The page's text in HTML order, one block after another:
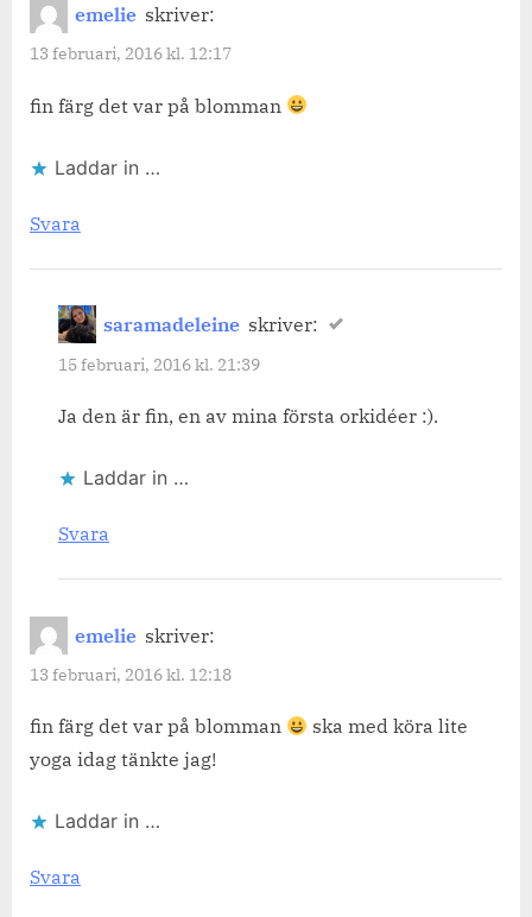
emelie skriver:
13 februari, 2016 kl. 12:17
fin färg det var på blomman
Laddar in …
Svara
saramadeleine skriver:
15 februari, 2016 kl. 21:39
Ja den är fin, en av mina första orkidéer :).
Laddar in …
Svara
emelie skriver:
13 februari, 2016 kl. 12:18
fin färg det var på blomman
ska med köra lite
yoga idag tänkte jag!
Laddar in …
Svara